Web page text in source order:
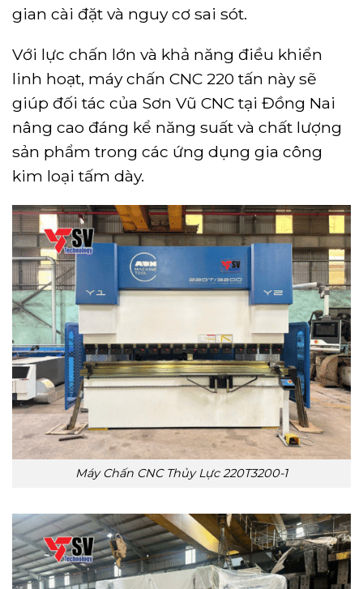
gian cài đặt và nguy cơ sai sót.
Với lực chấn lớn và khả năng điều khiển
linh hoạt, máy chấn CNC 220 tấn này sẽ
giúp đối tác của Sơn Vũ CNC tại Đồng Nai
nâng cao đáng kể năng suất và chất lượng
sản phẩm trong các ứng dụng gia công
kim loại tấm dày.
Máy Chấn CNC Thủy Lực 220T3200-1